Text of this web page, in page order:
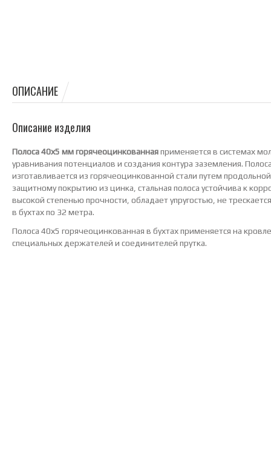
ОПИСАНИЕ
Описание изделия
Полоса 40х5 мм горячеоцинкованнаяприменяется в системах
уравнивания потенциалов и создания контура заземления.
изготавливается из горячеоцинкованной стали путем
защитному покрытию из цинка, стальная полоса устойчива к
высокой степенью прочности, обладает упругостью, не
в бухтах по 32 метра.
Полоса 40х5 горячеоцинкованная в бухтах применяется на
специальных держателей и соединителей прутка.